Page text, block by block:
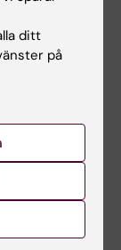
och basal
18 hp
ditt
på